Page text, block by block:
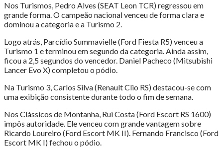
Nos Turismos, Pedro Alves (SEAT Leon TCR) regressou em
grande forma. O campeão nacional venceu de forma clara e
dominou a categoria e a Turismo 2.
Logo atrás, Parcídio Summavielle (Ford Fiesta R5) venceu a
Turismo 1 e terminou em segundo da categoria. Ainda assim,
ficou a 2,5 segundos do vencedor. Daniel Pacheco (Mitsubishi
Lancer Evo X) completou o pódio.
Na Turismo 3, Carlos Silva (Renault Clio RS) destacou-se com
uma exibição consistente durante todo o fim de semana.
Nos Clássicos de Montanha, Rui Costa (Ford Escort RS 1600)
impôs autoridade. Ele venceu com grande vantagem sobre
Ricardo Loureiro (Ford Escort MK II). Fernando Francisco (Ford
Escort MK I) fechou o pódio.